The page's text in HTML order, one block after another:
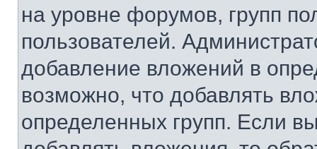
на уровне форумов, групп
пользователей.
добавление вложений в
возможно, что добавлять
определенных групп. Если